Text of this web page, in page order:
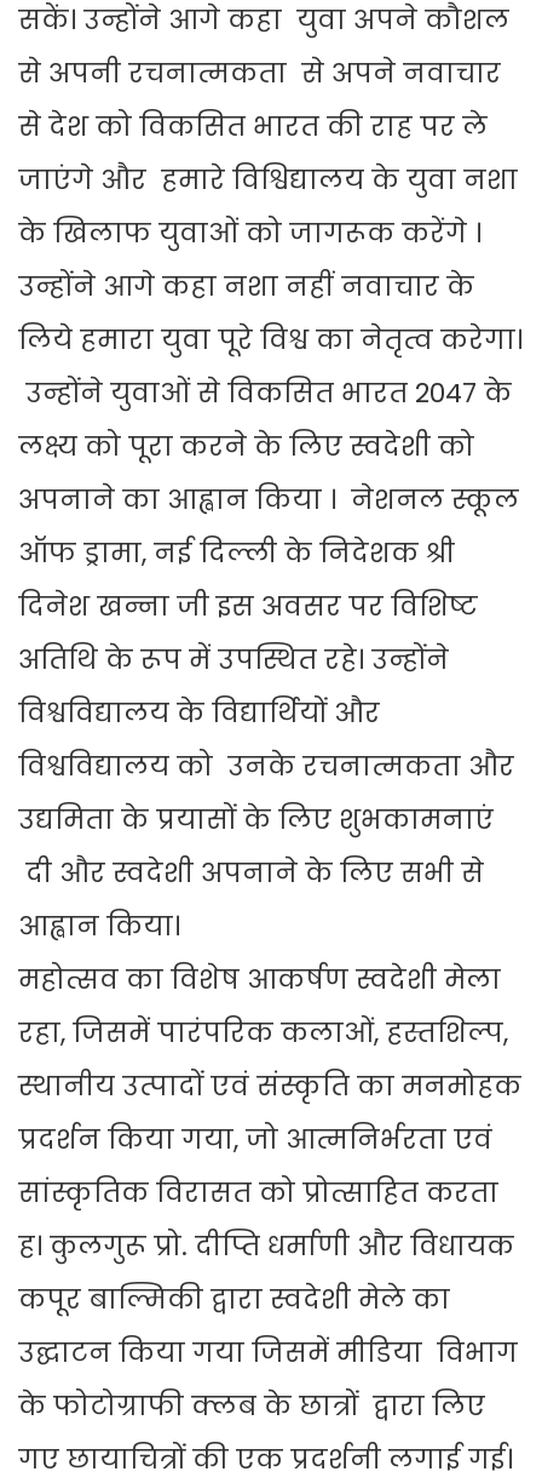
सकें। उन्होंने आगे कहा युवा अपने कौशल
से अपनी रचनात्मकता से अपने नवाचार
से देश को विकसित भारत की राह पर ले
जाएंगे और हमारे विश्विद्यालय के युवा नशा
के खिलाफ युवाओं को जागरूक करेंगे ।
उन्होंने आगे कहा नशा नहीं नवाचार के
लिये हमारा युवा पूरे विश्व का नेतृत्व करेगा।
उन्होंने युवाओं से विकसित भारत 2047 के
लक्ष्य को पूरा करने के लिए स्वदेशी को
अपनाने का आह्वान किया । नेशनल स्कूल
ऑफ ड्रामा, नई दिल्ली के निदेशक श्री
दिनेश खन्ना जी इस अवसर पर विशिष्ट
अतिथि के रूप में उपस्थित रहे। उन्होंने
विश्वविद्यालय के विद्यार्थियों और
विश्वविद्यालय को उनके रचनात्मकता और
उद्यमिता के प्रयासों के लिए शुभकामनाएं
दी और स्वदेशी अपनाने के लिए सभी से
आह्वान किया।
महोत्सव का विशेष आकर्षण स्वदेशी मेला
रहा, जिसमें पारंपरिक कलाओं, हस्तशिल्प,
स्थानीय उत्पादों एवं संस्कृति का मनमोहक
प्रदर्शन किया गया, जो आत्मनिर्भरता एवं
सांस्कृतिक विरासत को प्रोत्साहित करता
ह। कुलगुरू प्रो. दीप्ति धर्माणी और विधायक
कपूर बाल्मिकी द्वारा स्वदेशी मेले का
उद्घाटन किया गया जिसमें मीडिया विभाग
के फोटोग्राफी क्लब के छात्रों द्वारा लिए
गए छायाचित्रों की एक प्रदर्शनी लगाई गई।